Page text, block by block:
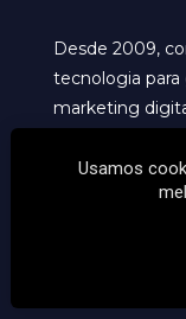
Desde 2009,
tecnologia para
marketing
Usamos